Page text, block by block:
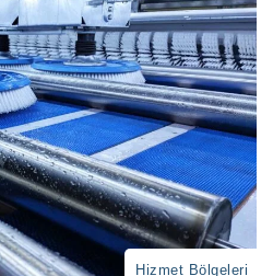
Hizmet Bölgeleri